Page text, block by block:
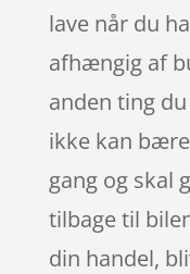
lave når du
afhængig af
anden ting
ikke kan
gang og skal
tilbage til
din handel,